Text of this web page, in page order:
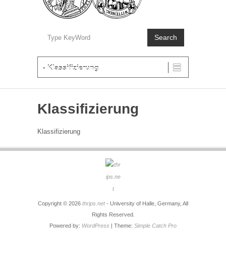
Search
- Klassifizierung
Klassifizierung
Klassifizierung
Copyright © 2026 thrips.net- University of Halle, Germany, All
Rights Reserved.
Powered by: WordPress | Theme: Simple Catch Pro